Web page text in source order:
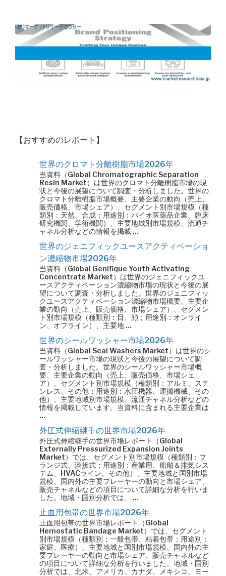
【おすすめのレポート】
世界のクロマト分離樹脂市場2026年
当資料（Global Chromatographic Separation
Resin Market）は世界のクロマト分離樹脂市場の現
状と今後の展望について調査・分析しました。世界の
クロマト分離樹脂市場概要、主要企業の動向（売上、
販売価格、市場シェア）、セグメント別市場規模（種
類別：天然、合成；用途別：バイオ医薬品企業、臨床
研究機関、学術機関）、主要地域別市場規模、流通チ
ャネル分析などの情報を掲載 …
世界のジェニフィックユースアクティベーショ
ン濃縮物市場2026年
当資料（Global Genifique Youth Activating
Concentrate Market）は世界のジェニフィックユ
ースアクティベーション濃縮物市場の現状と今後の展
望について調査・分析しました。世界のジェニフィッ
クユースアクティベーション濃縮物市場概要、主要企
業の動向（売上、販売価格、市場シェア）、セグメン
ト別市場規模（種類別：目、顔；用途別：オンライ
ン、オフライン）、主要地 …
世界のシールワッシャー市場2026年
当資料（Global Seal Washers Market）は世界のシ
ールワッシャー市場の現状と今後の展望について調
査・分析しました。世界のシールワッシャー市場概
要、主要企業の動向（売上、販売価格、市場シェ
ア）、セグメント別市場規模（種類別：アルミ、ステ
ンレス、その他；用途別：水圧機器、運搬機械、その
他）、主要地域別市場規模、流通チャネル分析などの
情報を掲載しています。当資料に含まれる主要企業は
…
外圧式伸縮継手の世界市場2026年
外圧式伸縮継手の世界市場レポート（Global
Externally Pressurized Expansion Joints
Market）では、セグメント別市場規模（種類別：フ
ランジ式、溶接式；用途別：産業用、船舶＆排気シス
テム、HVACライン、その他）、主要地域と国別市場
規模、国内外の主要プレーヤーの動向と市場シェア、
販売チャネルなどの項目について詳細な分析を行いま
した。地域・国別分析では、 …
止血用包帯の世界市場2026年
止血用包帯の世界市場レポート（Global
Hemostatic Bandage Market）では、セグメント
別市場規模（種類別：一般包帯、粘着包帯；用途別：
家庭、医療）、主要地域と国別市場規模、国内外の主
要プレーヤーの動向と市場シェア、販売チャネルなど
の項目について詳細な分析を行いました。地域・国別
分析では、北米、アメリカ、カナダ、メキシコ、ヨー